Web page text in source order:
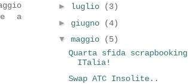
a
► luglio
(3)
► giugno
(4)
▼ maggio
(5)
Quarta sfida scrapbooking
ITalia!
Swap ATC Insolite..